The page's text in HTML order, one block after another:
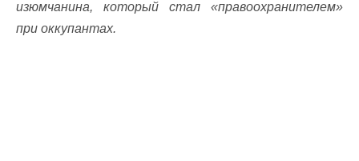
изюмчанина, который стал «правоохранителем»
при оккупантах.